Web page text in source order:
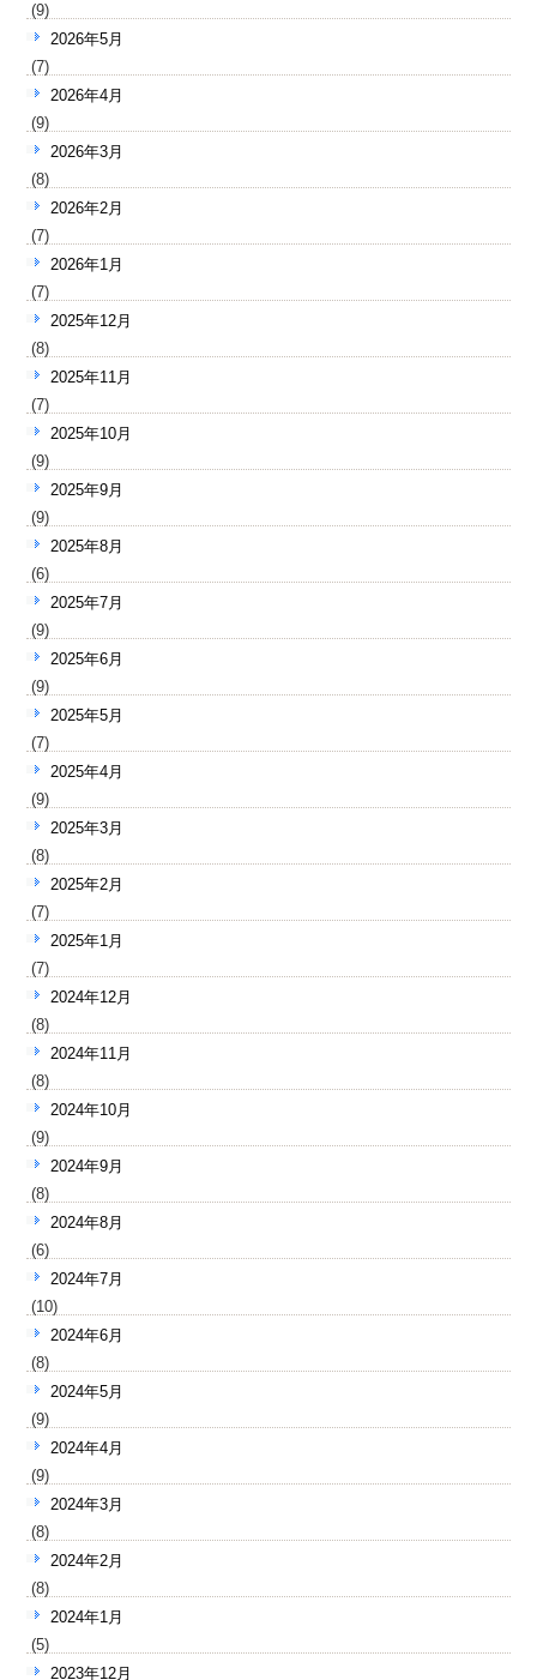
(9)
2026年5月
(7)
2026年4月
(9)
2026年3月
(8)
2026年2月
(7)
2026年1月
(7)
2025年12月
(8)
2025年11月
(7)
2025年10月
(9)
2025年9月
(9)
2025年8月
(6)
2025年7月
(9)
2025年6月
(9)
2025年5月
(7)
2025年4月
(9)
2025年3月
(8)
2025年2月
(7)
2025年1月
(7)
2024年12月
(8)
2024年11月
(8)
2024年10月
(9)
2024年9月
(8)
2024年8月
(6)
2024年7月
(10)
2024年6月
(8)
2024年5月
(9)
2024年4月
(9)
2024年3月
(8)
2024年2月
(8)
2024年1月
(5)
2023年12月